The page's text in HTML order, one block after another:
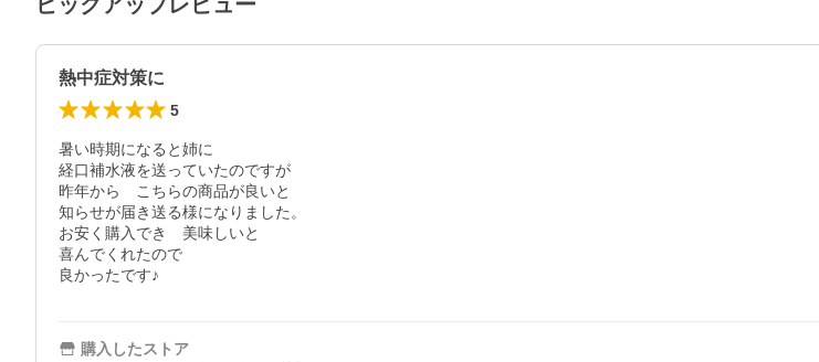
熱中症対策に
5
暑い時期になると姉に
経口補水液を送っていたのですが
昨年から　こちらの商品が良いと
知らせが届き送る様になりました。
お安く購入でき　美味しいと
喜んでくれたので
良かったです♪
購入したストア